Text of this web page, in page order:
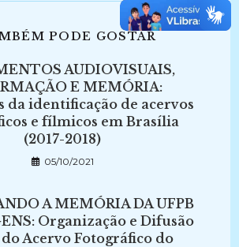
PODE GOSTAR
AUDIOVISUAIS,
E MEMÓRIA:
da identificação de acervos
e fílmicos em Brasília
(2017-2018)
05/10/2021
A MEMÓRIA DA UFPB
Organização e Difusão
Acervo Fotográfico do